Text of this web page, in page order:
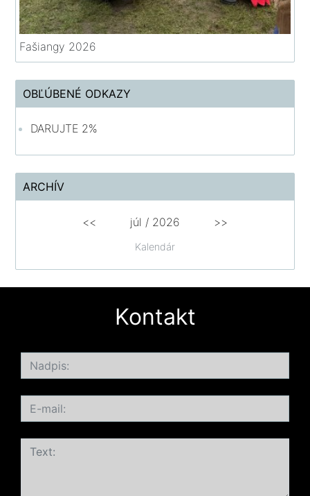
Fašiangy 2026
OBĽÚBENÉ ODKAZY
DARUJTE 2%
ARCHÍV
Kalendár
<< júl / 2026 >>
Kontakt